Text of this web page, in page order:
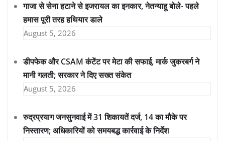
गाजा से सेना हटाने से इजरायल का इनकार, नेतन्याहू बोले- पहले
हमास पूरी तरह हथियार डाले
August 5, 2026
डीपफेक और CSAM कंटेंट पर मेटा की सफाई, मार्क जुकरबर्ग ने
मानी गलती; सरकार ने दिए सख्त संकेत
August 5, 2026
रुद्रप्रयाग जनसुनवाई में 31 शिकायतें दर्ज, 14 का मौके पर
निस्तारण; अधिकारियों को समयबद्ध कार्रवाई के निर्देश